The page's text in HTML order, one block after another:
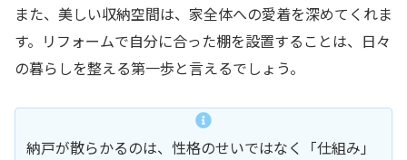
また、美しい収納空間は、家全体への愛着を深めてくれま
す。リフォームで自分に合った棚を設置することは、日々
の暮らしを整える第一歩と言えるでしょう。
納戸が散らかるのは、性格のせいではなく「仕組み」